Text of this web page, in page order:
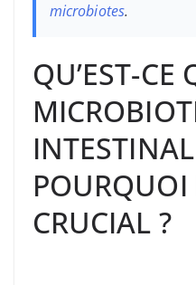
microbiotes.
QU’EST-CE
POURQUOI
CRUCIAL ?